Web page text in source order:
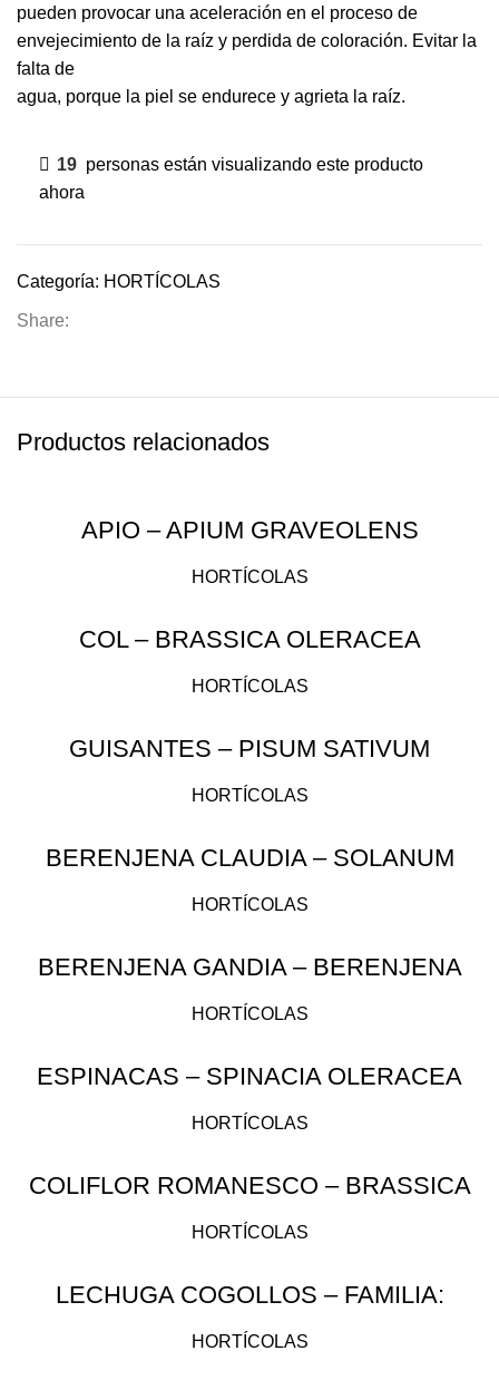
pueden provocar una aceleración en el proceso de
envejecimiento de la raíz y perdida de coloración. Evitar la
falta de
agua, porque la piel se endurece y agrieta la raíz.
19 personas están visualizando este producto
ahora
Categoría: HORTÍCOLAS
Share:
Productos relacionados
APIO – APIUM GRAVEOLENS
HORTÍCOLAS
COL – BRASSICA OLERACEA
HORTÍCOLAS
GUISANTES – PISUM SATIVUM
HORTÍCOLAS
BERENJENA CLAUDIA – SOLANUM
HORTÍCOLAS
BERENJENA GANDÍA – BERENJENA
HORTÍCOLAS
ESPINACAS – SPINACIA OLERACEA
HORTÍCOLAS
COLIFLOR ROMANESCO – BRASSICA
HORTÍCOLAS
LECHUGA COGOLLOS – FAMILIA:
HORTÍCOLAS